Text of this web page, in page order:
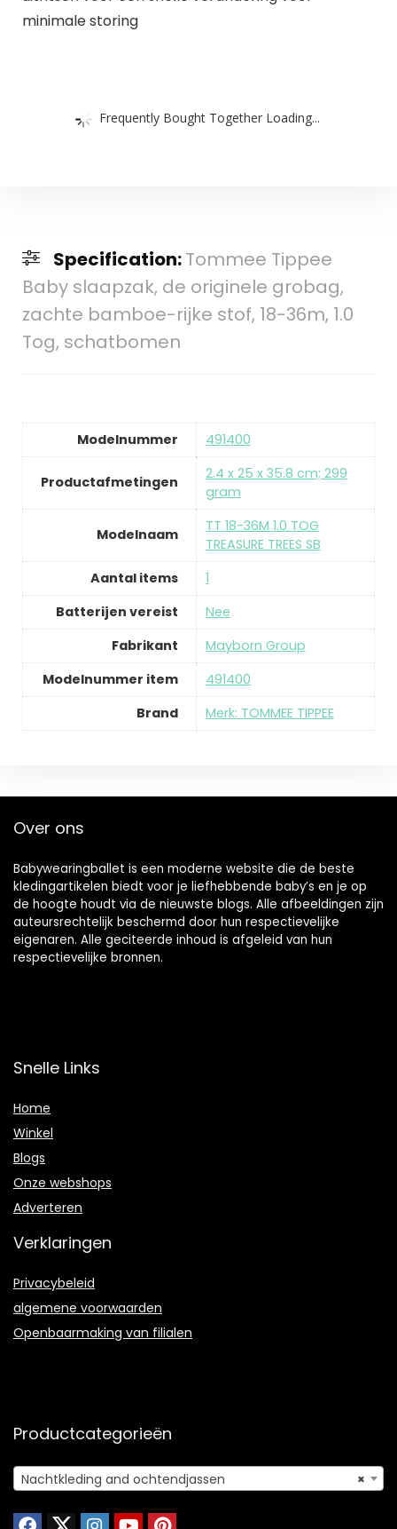
minimale storing
Frequently Bought Together Loading...
Specification:Tommee Tippee
Baby slaapzak, de originele grobag,
zachte bamboe-rijke stof, 18-36m, 1.0
Tog, schatbomen
Modelnummer 491400
Productafmetingen
2.4 x 25 x 35.8 cm; 299
gram
Modelnaam
TT 18-36M 1.0 TOG
TREASURE TREES SB
Aantal items
1
Batterijen vereist
Nee
Fabrikant
Mayborn Group
Modelnummer item
491400
Brand
Merk: TOMMEE TIPPEE
Over ons
Babywearingballet is een moderne website die de beste
kledingartikelen biedt voor je liefhebbende baby’s en je op
de hoogte houdt via de nieuwste blogs. Alle afbeeldingen zijn
auteursrechtelijk beschermd door hun respectievelijke
eigenaren. Alle geciteerde inhoud is afgeleid van hun
respectievelijke bronnen.
Snelle Links
Home
Winkel
Blogs
Onze webshops
Adverteren
Verklaringen
Privacybeleid
algemene voorwaarden
Openbaarmaking van filialen
Productcategorieën
×
Nachtkleding and ochtendjassen